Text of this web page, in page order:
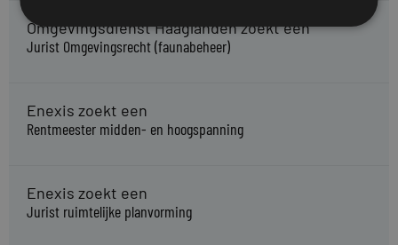
Omgevingsdienst Haaglanden zoekt een
Jurist Omgevingsrecht (faunabeheer)
Enexis zoekt een
Rentmeester midden- en hoogspanning
Enexis zoekt een
Jurist ruimtelijke planvorming